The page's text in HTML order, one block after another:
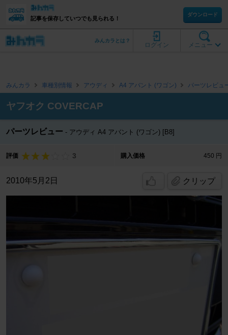
記事を保存していつでも見られる！
ダウンロード
メニュー
ログイン
みんカラとは？
みんカラ 車種別情報 アウディ A4 アバント (ワゴン) パーツレビュ
ヤフオク COVERCAP
パーツレビュー アウディ A4 アバント (ワゴン) [B8]
評価 3 購入価格 450 円
2010年5月2日 クリップ